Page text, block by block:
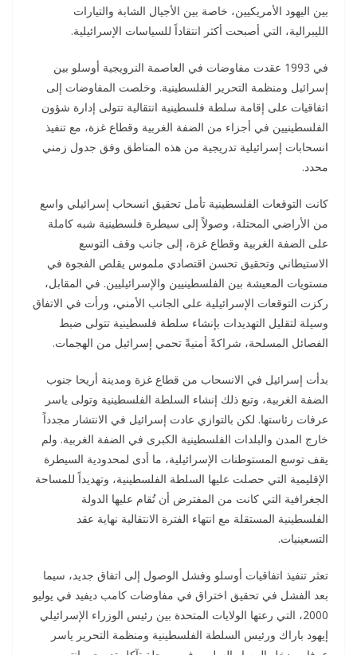
بين اليهود الأمريكيين، خاصة بين الأجيال الشابة والتيارات
الليبرالية، التي أصبحت أكثر انتقاداً للسياسات الإسرائيلية.
في 1993 عقدت مفاوضات في العاصمة النرويجية أوسلو بين
إسرائيل ومنظمة التحرير الفلسطينية. وخلصت المفاوضات إلى
اتفاقيات على إقامة سلطة فلسطينية انتقالية تتولى إدارة شؤون
الفلسطينيين في أجزاء من الضفة الغربية وقطاع غزة، مع تنفيذ
انسحابات إسرائيلية تدريجية من هذه المناطق وفق جدول زمني
محدد.
كانت التوقعات الفلسطينية تأمل تحقيق انسحاب إسرائيلي واسع
من الأراضي المحتلة، وصولاً إلى سيطرة فلسطينية شبه كاملة
على الضفة الغربية وقطاع غزة، إلى جانب وقف التوسع
الاستيطاني وتحقيق تحسن اقتصادي ملموس يقلص الفجوة في
مستويات المعيشة بين الفلسطينيين والإسرائيليين. في المقابل،
ركزت التوقعات الإسرائيلية على الجانب الأمني، ورأت في الاتفاق
وسيلة لتقليل التهديدات بإنشاء سلطة فلسطينية تتولى ضبط
الفصائل المسلحة، شراكةً أمنيةً تحمي إسرائيل من الهجمات.
بدأت إسرائيل في الانسحاب من قطاع غزة ومدينة أريحا جنوب
الضفة الغربية، وتبع ذلك إنشاء السلطة الفلسطينية وتولى ياسر
عرفات رئاستها. لكن بالتوازي عادت إسرائيل في الانتشار مجدداً
خارج المدن والبلدات الفلسطينية الكبرى في الضفة الغربية. ولم
يقف توسع المستوطنات الإسرائيلية، ما أدى لمحدودية السيطرة
الإقليمية التي حصلت عليها السلطة الفلسطينية، وتهديداً للمساحة
الجغرافية التي كانت من المفترض أن تُقام عليها الدولة
الفلسطينية المستقلة مع انتهاء الفترة الانتقالية نهاية عقد
التسعينيات.
تعثر تنفيذ اتفاقيات أوسلو وفشل الوصول إلى اتفاق جديد، سيما
بعد الفشل في تحقيق اختراق في مفاوضات كامب ديفيد في يوليو
2000، التي رعتها الولايات المتحدة بين رئيس الوزراء الإسرائيلي
إيهود باراك ورئيس السلطة الفلسطينية ومنظمة التحرير ياسر